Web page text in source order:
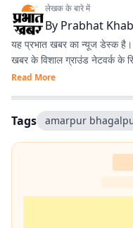
लेखक के बारे में
By Prabhat
यह प्रभात खबर का न्यूज डेस्क है।
खबर के विशाल ग्राउंड नेटवर्क के
Read More
Tags amarpur